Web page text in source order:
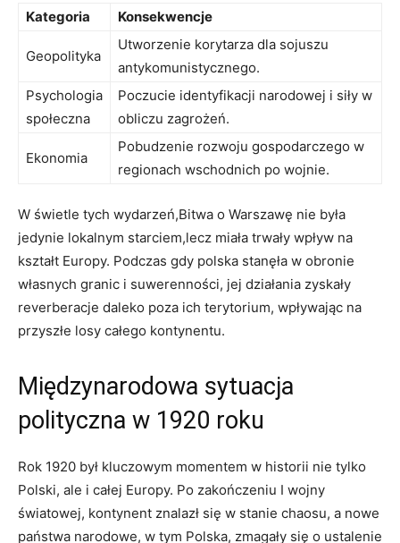
Kategoria Konsekwencje
Geopolityka
Utworzenie ​korytarza dla sojuszu
antykomunistycznego.
Psychologia
społeczna
Poczucie identyfikacji narodowej i siły w
obliczu zagrożeń.
Ekonomia
Pobudzenie ⁤rozwoju gospodarczego w
regionach⁣ wschodnich ​po wojnie.
W świetle tych wydarzeń,Bitwa o ⁢Warszawę nie była
jedynie lokalnym starciem,lecz miała⁣ trwały ​wpływ na
kształt ⁣Europy. Podczas​ gdy polska stanęła w obronie
własnych granic i suwerenności, jej działania zyskały
reverberacje daleko poza ich ⁤terytorium, ⁤wpływając na
przyszłe losy całego kontynentu.
Międzynarodowa sytuacja
polityczna w 1920 roku
Rok 1920 był kluczowym momentem w historii nie tylko
Polski, ale i całej ‍Europy.⁢ Po zakończeniu I wojny
światowej, kontynent znalazł się ⁣w⁢ stanie chaosu, a nowe
państwa⁤ narodowe, w tym ⁣Polska, zmagały się o ustalenie